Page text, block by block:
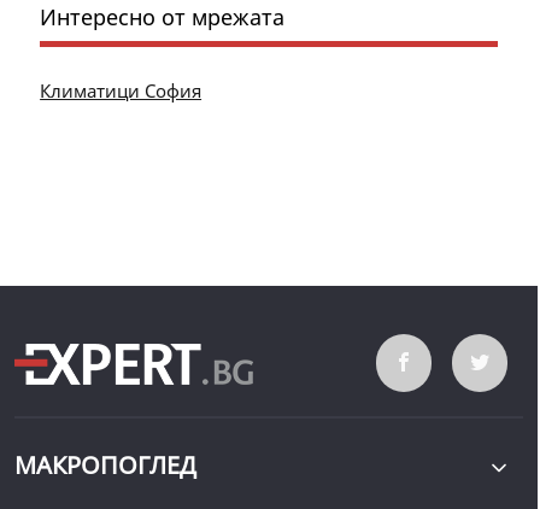
Интересно от мрежата
Климатици София
МАКРОПОГЛЕД